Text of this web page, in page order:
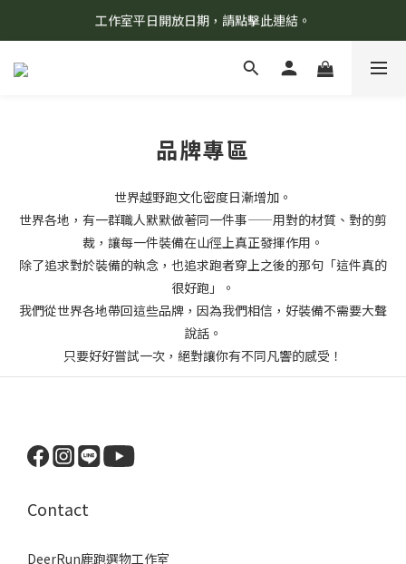
8/7 當天暫停開放工作室。請見諒！
工作室平日開放日期，請點擊此連結。
柯氏野生活推薦商品預購連結，請點此進入！
品牌專區
世界越野跑文化密度日漸增加。
世界各地，有一群職人默默做著同一件事——用對的材質、對的剪
裁，讓每一件裝備在山徑上真正發揮作用。
除了追求對於裝備的執念，也追求跑者穿上之後的那句「這件真的
很好跑」。
我們從世界各地帶回這些品牌，因為我們相信，好裝備不需要大聲
說話。
只要好好嘗試一次，絕對讓你有不同凡響的感受！
Contact
DeerRun鹿跑選物工作室